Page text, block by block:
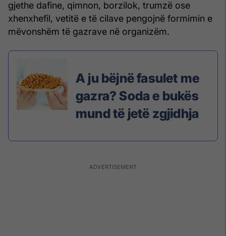
gjethe dafine, qimnon, borzilok, trumzë ose
xhenxhefil, vetitë e të cilave pengojnë formimin e
mëvonshëm të gazrave në organizëm.
A ju bëjnë fasulet me
gazra? Soda e bukës
mund të jetë zgjidhja